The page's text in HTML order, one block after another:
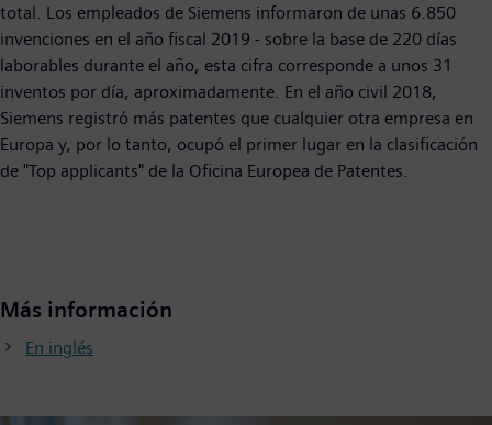
total. Los empleados de Siemens informaron de unas 6.850
invenciones en el año fiscal 2019 - sobre la base de 220 días
laborables durante el año, esta cifra corresponde a unos 31
inventos por día, aproximadamente. En el año civil 2018,
Siemens registró más patentes que cualquier otra empresa en
Europa y, por lo tanto, ocupó el primer lugar en la clasificación
de "Top applicants" de la Oficina Europea de Patentes.
Más información
En inglés